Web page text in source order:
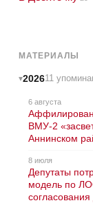
МАТЕРИАЛЫ
202611
6 августа
ВМУ-2
Аннинском
8 июля
Депутаты
модель по